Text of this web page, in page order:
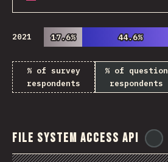
2021 17.6%
17.6% 44.6%
44.6%
% of survey
respondents
% of question
respondents
File System Access API